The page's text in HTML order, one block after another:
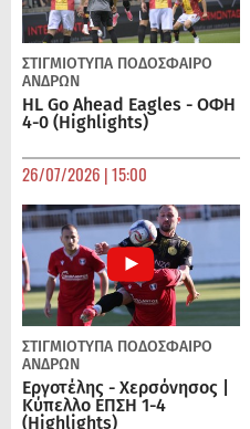
ΣΤΙΓΜΙΟΤΥΠΑ ΠΟΔΌΣΦΑΙΡΟ
ΑΝΔΡΏΝ
HL Go Ahead Eagles - ΟΦΗ
4-0 (Highlights)
26/07/2026 | 15:00
ΣΤΙΓΜΙΟΤΥΠΑ ΠΟΔΌΣΦΑΙΡΟ
ΑΝΔΡΏΝ
Εργοτέλης - Χερσόνησος |
Κύπελλο ΕΠΣΗ 1-4
(Highlights)